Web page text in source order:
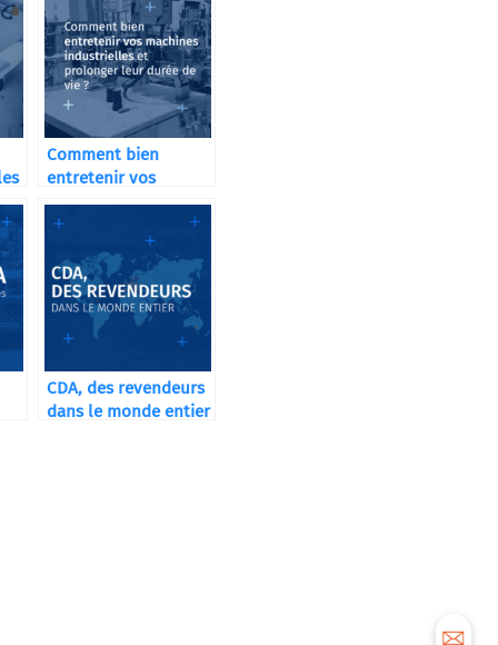
Comment bien
entretenir vos
machines
industrielles ?
CDA, des revendeurs
dans le monde entier